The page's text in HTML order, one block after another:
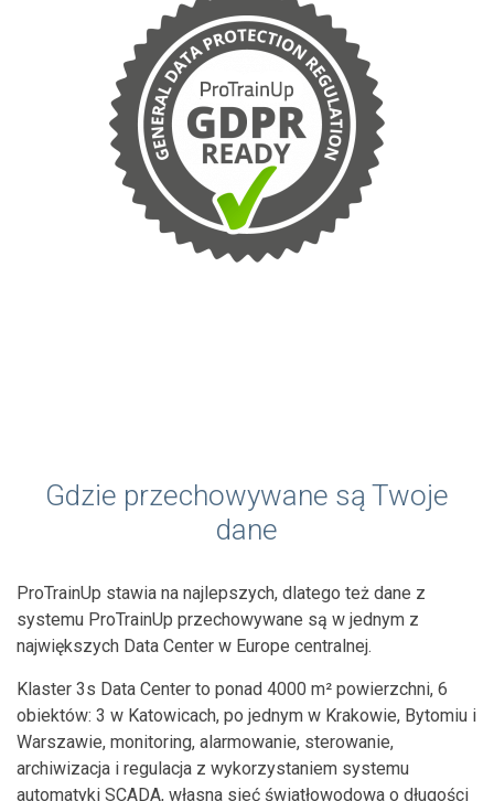
Gdzie przechowywane są Twoje
dane
ProTrainUp stawia na najlepszych, dlatego też dane z
systemu ProTrainUp przechowywane są w jednym z
największych Data Center w Europe centralnej.
Klaster 3s Data Center to ponad 4000 m² powierzchni, 6
obiektów: 3 w Katowicach, po jednym w Krakowie, Bytomiu i
Warszawie, monitoring, alarmowanie, sterowanie,
archiwizacja i regulacja z wykorzystaniem systemu
automatyki SCADA, własna sieć światłowodowa o długości